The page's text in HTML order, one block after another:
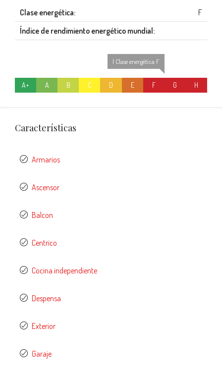
Clase energética:
F
Índice de rendimiento energético mundial:
A+ A B C D E
| Clase energética F
F G H
Características
Armarios
Ascensor
Balcon
Centrico
Cocina independiente
Despensa
Exterior
Garaje